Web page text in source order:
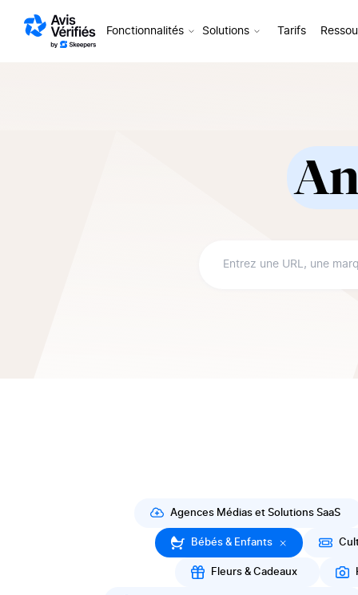
Fonctionnalités Solutions Tarifs
Agences Médias et Solutions SaaS
Bébés & Enfants
Fleurs & Cadeaux